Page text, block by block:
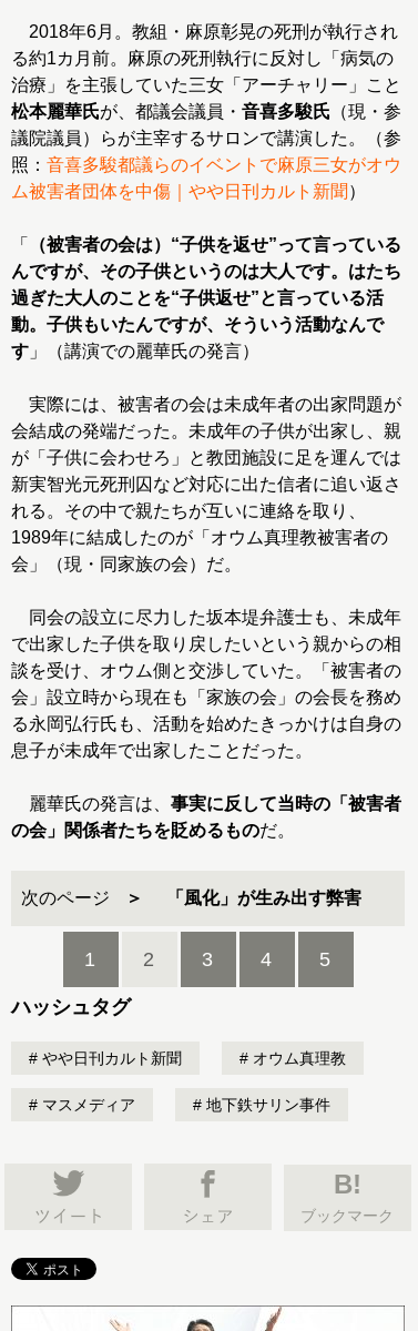
2018年6月。教組・麻原彰晃の死刑が執行され
る約1カ月前。麻原の死刑執行に反対し「病気の
治療」を主張していた三女「アーチャリー」こと
松本麗華氏が、都議会議員・ 音喜多駿氏 （現・参
議院議員）らが主宰するサロンで講演した。（参
照： 音喜多駿都議らのイベントで麻原三女がオウ
ム被害者団体を中傷｜やや日刊カルト新聞 ）
「
（被害者の会は）“子供を返せ”って言っている
んですが、その子供というのは大人です。はたち
過ぎた大人のことを“子供返せ”と言っている活
動。子供もいたんですが、そういう活動なんで
す 」（講演での麗華氏の発言）
実際には、被害者の会は未成年者の出家問題が
会結成の発端だった。未成年の子供が出家し、親
が「子供に会わせろ」と教団施設に足を運んでは
新実智光元死刑囚など対応に出た信者に追い返さ
れる。その中で親たちが互いに連絡を取り、
1989年に結成したのが「オウム真理教被害者の
会」（現・同家族の会）だ。
同会の設立に尽力した坂本堤弁護士も、未成年
で出家した子供を取り戻したいという親からの相
談を受け、オウム側と交渉していた。「被害者の
会」設立時から現在も「家族の会」の会長を務め
る永岡弘行氏も、活動を始めたきっかけは自身の
息子が未成年で出家したことだった。
麗華氏の発言は、 事実に反して当時の「被害者
の会」関係者たちを貶めるものだ。
次のページ 「風化」が生み出す弊害
1 2 3 4 5
ハッシュタグ
やや日刊カルト新聞 オウム真理教
マスメディア 地下鉄サリン事件
B!
ブックマーク